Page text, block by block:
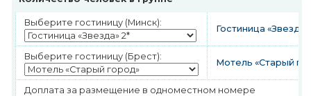
Выберите гостиницу (Минск):
Гостиница
Выберите гостиницу (Брест):
Мотель «Старый
Доплата за размещение в одноместном номере